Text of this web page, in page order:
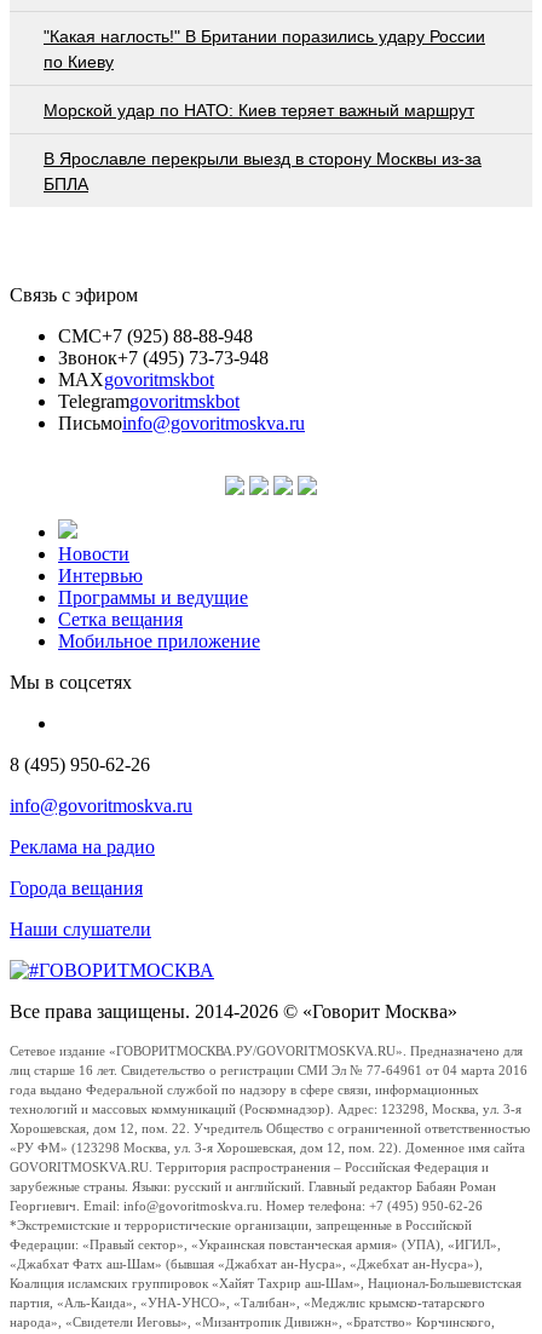
"Какая наглость!" В Британии поразились удару России
по Киеву
Морской удар по НАТО: Киев теряет важный маршрут
В Ярославле перекрыли выезд в сторону Москвы из-за
БПЛА
Связь с эфиром
СМС+7 (925) 88-88-948
Звонок+7 (495) 73-73-948
MAXgovoritmskbot
Telegramgovoritmskbot
Письмоinfo@govoritmoskva.ru
Новости
Интервью
Программы и ведущие
Сетка вещания
Мобильное приложение
Мы в соцсетях
8 (495) 950-62-26
info@govoritmoskva.ru
Реклама на радио
Города вещания
Наши слушатели
Все права защищены. 2014-2026 © «Говорит Москва»
Сетевое издание «ГОВОРИТМОСКВА.РУ/GOVORITMOSKVA.RU». Предназначено для
лиц старше 16 лет. Свидетельство о регистрации СМИ Эл № 77-64961 от 04 марта 2016
года выдано Федеральной службой по надзору в сфере связи, информационных
технологий и массовых коммуникаций (Роскомнадзор). Адрес: 123298, Москва, ул. 3-я
Хорошевская, дом 12, пом. 22. Учредитель Общество с ограниченной ответственностью
«РУ ФМ» (123298 Москва, ул. 3-я Хорошевская, дом 12, пом. 22). Доменное имя сайта
GOVORITMOSKVA.RU. Территория распространения – Российская Федерация и
зарубежные страны. Языки: русский и английский. Главный редактор Бабаян Роман
Георгиевич. Email: info@govoritmoskva.ru. Номер телефона: +7 (495) 950-62-26
*Экстремистские и террористические организации, запрещенные в Российской
Федерации: «Правый сектор», «Украинская повстанческая армия» (УПА), «ИГИЛ»,
«Джабхат Фатх аш-Шам» (бывшая «Джабхат ан-Нусра», «Джебхат ан-Нусра»),
Коалиция исламских группировок «Хайят Тахрир аш-Шам», Национал-Большевистская
партия, «Аль-Каида», «УНА-УНСО», «Талибан», «Меджлис крымско-татарского
народа», «Свидетели Иеговы», «Мизантропик Дивижн», «Братство» Корчинского,